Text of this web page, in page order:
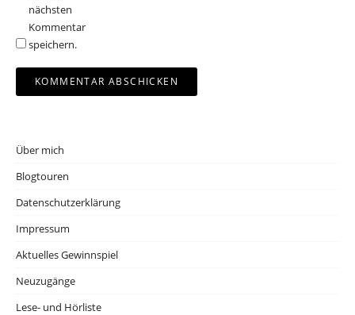
nächsten
Kommentar
speichern.
Über mich
Blogtouren
Datenschutzerklärung
Impressum
Aktuelles Gewinnspiel
Neuzugänge
Lese- und Hörliste